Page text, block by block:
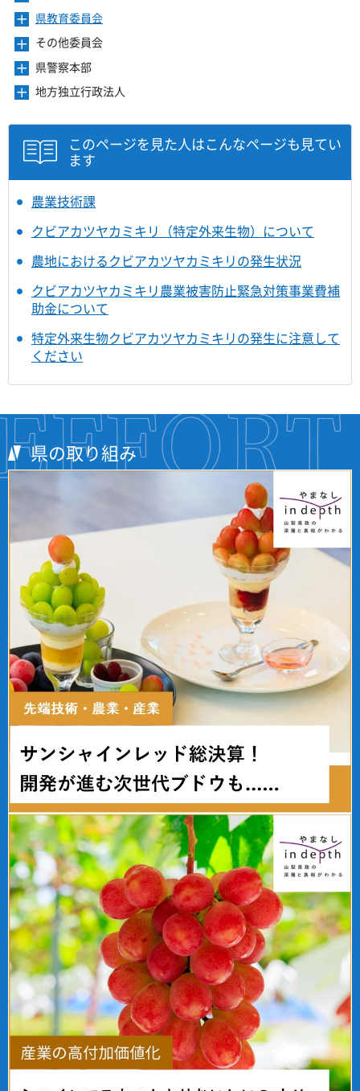
ま
す
き
ま
す
を
開
き
ま
す
ー
開
き
ま
す
ニ
ュ
ー
を
開
き
ま
メ
ニ
ュ
ー
を
開
ま
す
県教育委員会
メ
ニ
ュ
ー
を
開
す
その他委員会
メ
ニ
ュ
を
開
き
県警察本部
メ
ュ
ー
き
ま
地方独立行政法人
このページを見た人はこんなページも見てい
ます
農業技術課
クビアカツヤカミキリ（特定外来生物）について
農地におけるクビアカツヤカミキリの発生状況
クビアカツヤカミキリ農業被害防止緊急対策事業費補
助金について
特定外来生物クビアカツヤカミキリの発生に注意して
ください
県の取り組み